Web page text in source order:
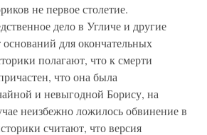
не первое столетие.
дело в Угличе и другие
для окончательных
полагают, что к смерти
что она была
и невыгодной Борису, на
неизбежно ложилось обвинение в
считают, что версия